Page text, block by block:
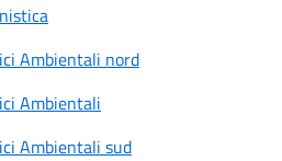
Ambientali nord
Ambientali
Ambientali sud